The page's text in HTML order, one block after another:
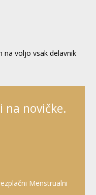
na voljo vsak delavnik
na novičke.
Menstrualni